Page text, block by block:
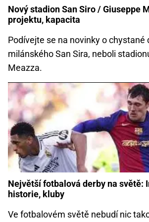
Nový stadion San Siro / Giuseppe
projektu, kapacita
Podívejte se na novinky o chystané
milánského San Sira, neboli
Meazza.
Největší fotbalová derby na světě:
historie, kluby
Ve fotbalovém světě nebudí nic